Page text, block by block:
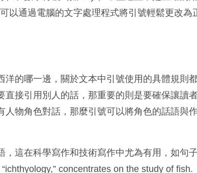
以通過電腦的文字處理程式將引號輕鬆更改為
洋的哪一邊，關於文本中引號使用的具體規則
直接引用別人的話，那重要的則是要確保讓讀
人物角色對話，那麼引號可以將角色的話語與
，這在科學寫作和技術寫作中尤為有用，如句
concentrates on the study of fish.